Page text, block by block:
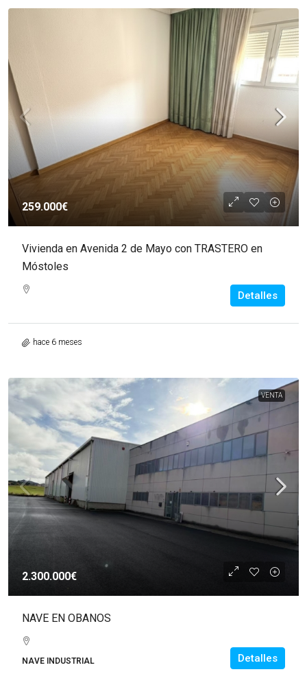
259.000€
Vivienda en Avenida 2 de Mayo con TRASTERO en
Móstoles
Detalles
hace 6 meses
VENTA
2.300.000€
NAVE EN OBANOS
NAVE INDUSTRIAL Detalles